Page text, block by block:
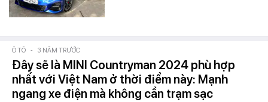
Ô TÔ - 3 NĂM TRƯỚC
Đây sẽ là MINI Countryman 2024 phù hợp
nhất với Việt Nam ở thời điểm này: Mạnh
ngang xe điện mà không cần trạm sạc